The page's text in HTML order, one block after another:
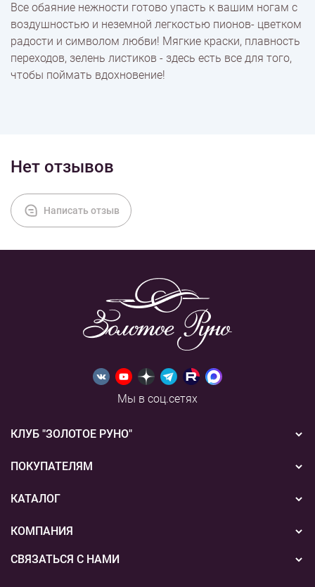
Доставка
Оплата
Все обаяние нежности готово упасть к вашим ногам с
воздушностью и неземной легкостью пионов- цветком
радости и символом любви! Мягкие краски, плавность
переходов, зелень листиков - здесь есть все для того,
чтобы поймать вдохновение!
Нет отзывов
Написать отзыв
Мы в соц.сетях
КЛУБ "ЗОЛОТОЕ РУНО"
Новости
Акции
ПОКУПАТЕЛЯМ
Бонусная система
Подарочные сертификаты
Способы оплаты
КАТАЛОГ
Вышивка
Пряжа
КОМПАНИЯ
О нас
СВЯЗАТЬСЯ С НАМИ